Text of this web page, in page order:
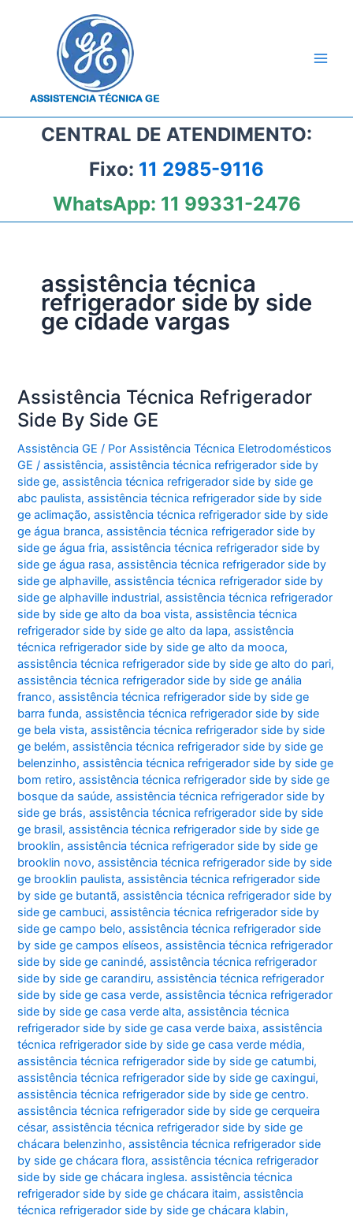
CENTRAL DE ATENDIMENTO:
Fixo: 11 2985-9116
WhatsApp: 11 99331-2476
assistência técnica
refrigerador side by side
ge cidade vargas
Assistência Técnica Refrigerador
Side By Side GE
Assistência GE / PorAssistência Técnica Eletrodomésticos
GE/assistência,assistência técnica refrigerador side by
side ge,assistência técnica refrigerador side by side ge
abc paulista,assistência técnica refrigerador side by side
ge aclimação,assistência técnica refrigerador side by side
ge água branca,assistência técnica refrigerador side by
side ge água fria,assistência técnica refrigerador side by
side ge água rasa,assistência técnica refrigerador side by
side ge alphaville,assistência técnica refrigerador side by
side ge alphaville industrial,assistência técnica refrigerador
side by side ge alto da boa vista,assistência técnica
refrigerador side by side ge alto da lapa,assistência
técnica refrigerador side by side ge alto da mooca,
assistência técnica refrigerador side by side ge alto do pari,
assistência técnica refrigerador side by side ge anália
franco,assistência técnica refrigerador side by side ge
barra funda,assistência técnica refrigerador side by side
ge bela vista,assistência técnica refrigerador side by side
ge belém,assistência técnica refrigerador side by side ge
belenzinho,assistência técnica refrigerador side by side ge
bom retiro,assistência técnica refrigerador side by side ge
bosque da saúde,assistência técnica refrigerador side by
side ge brás,assistência técnica refrigerador side by side
ge brasil,assistência técnica refrigerador side by side ge
brooklin,assistência técnica refrigerador side by side ge
brooklin novo,assistência técnica refrigerador side by side
ge brooklin paulista,assistência técnica refrigerador side
by side ge butantã,assistência técnica refrigerador side by
side ge cambuci,assistência técnica refrigerador side by
side ge campo belo,assistência técnica refrigerador side
by side ge campos elíseos,assistência técnica refrigerador
side by side ge canindé,assistência técnica refrigerador
side by side ge carandiru,assistência técnica refrigerador
side by side ge casa verde,assistência técnica refrigerador
side by side ge casa verde alta,assistência técnica
refrigerador side by side ge casa verde baixa,assistência
técnica refrigerador side by side ge casa verde média,
assistência técnica refrigerador side by side ge catumbi,
assistência técnica refrigerador side by side ge caxingui,
assistência técnica refrigerador side by side ge centro.
assistência técnica refrigerador side by side ge cerqueira
césar,assistência técnica refrigerador side by side ge
chácara belenzinho,assistência técnica refrigerador side
by side ge chácara flora,assistência técnica refrigerador
side by side ge chácara inglesa. assistência técnica
refrigerador side by side ge chácara itaim,assistência
técnica refrigerador side by side ge chácara klabin,